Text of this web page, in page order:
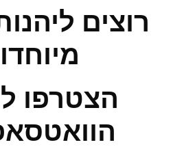
רוצים
הצטרפו